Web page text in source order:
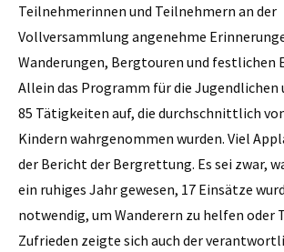
Teilnehmerinnen und Teilnehmern an der
Vollversammlung angenehme
Wanderungen, Bergtouren und festlichen
Allein das Programm für die Jugendlichen
85 Tätigkeiten auf, die durchschnittlich
Kindern wahrgenommen wurden. Viel
der Bericht der Bergrettung. Es sei zwar,
ein ruhiges Jahr gewesen, 17 Einsätze
notwendig, um Wanderern zu helfen oder
Zufrieden zeigte sich auch der